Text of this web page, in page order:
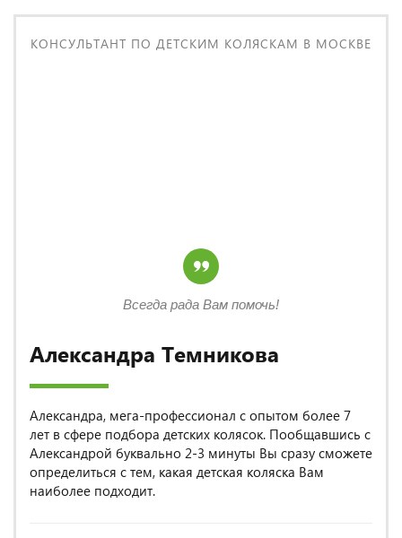
КОНСУЛЬТАНТ ПО ДЕТСКИМ КОЛЯСКАМ В МОСКВЕ
Александра Темникова
Александра, мега-профессионал с опытом более 7
лет в сфере подбора детских колясок. Пообщавшись с
Александрой буквально 2-3 минуты Вы сразу сможете
определиться с тем, какая детская коляска Вам
наиболее подходит.
Всегда рада Вам помочь!